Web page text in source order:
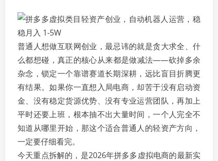
普通人想做互联网创业，最忌讳的就是贪大求全、什
么都想碰，真正的核心从来都是做减法——砍掉多余
杂念，锁定一个靠谱赛道长期深耕，远比盲目折腾更
有结果。如果你一直想入局电商，却苦于没有启动资
金、没有稳定货源优势、没有专业运营团队，再加上
平时还要上班，根本抽不出大量时间，一个人完全不
知道从哪里开始，那这个适合普通人的轻资产方向，
一定要仔细看完。
今天重点拆解的，是2026年拼多多虚拟电商的最新实